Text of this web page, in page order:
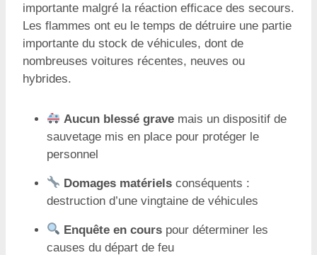
importante malgré la réaction efficace des secours.
Les flammes ont eu le temps de détruire une partie
importante du stock de véhicules, dont de
nombreuses voitures récentes, neuves ou
hybrides.
Aucun blessé grave mais un dispositif de
sauvetage mis en place pour protéger le
personnel
Domages matériels conséquents :
destruction d’une vingtaine de véhicules
Enquête en cours pour déterminer les
causes du départ de feu